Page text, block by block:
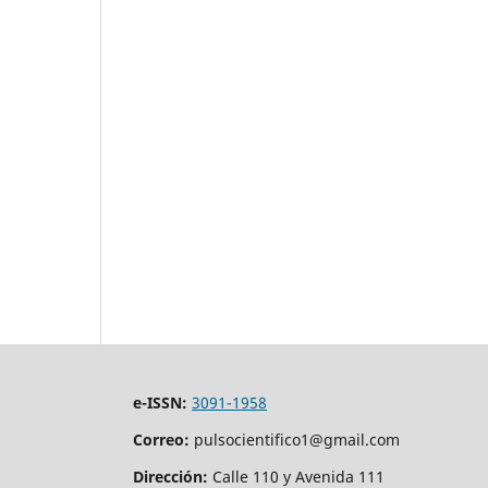
e-ISSN: 3091-1958
Correo: pulsocientifico1@gmail.com
Dirección: Calle 110 y Avenida 111